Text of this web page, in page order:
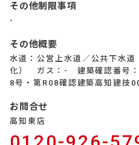
その他制限事項
-
その他概要
水道：公営上水道／公共下水
化） ガス：- 建築確認番号：
8号・第R08確認建築高知建技
お問合せ
高知東店